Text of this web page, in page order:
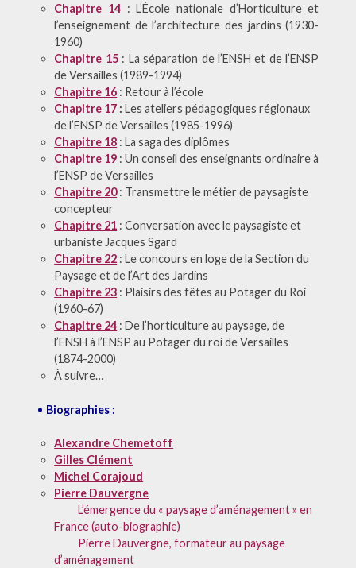
Chapitre 14: L’École nationale d’Horticulture et
l’enseignement de l’architecture des jardins (1930-
1960)
Chapitre 15: La séparation de l’ENSH et de l’ENSP
de Versailles (1989-1994)
Chapitre 16 : Retour à l’école
Chapitre 17 :Les ateliers pédagogiques régionaux
de l’ENSP de Versailles (1985-1996)
Chapitre 18 : La saga des diplômes
Chapitre 19 : Un conseil des enseignants ordinaire à
l’ENSP de Versailles
Chapitre 20: Transmettre le métier de paysagiste
concepteur
Chapitre 21 : Conversation avec le paysagiste et
urbaniste Jacques Sgard
Chapitre 22 : Le concours en loge de la Section du
Paysage et de l’Art des Jardins
Chapitre 23 : Plaisirs des fêtes au Potager du Roi
(1960-67)
Chapitre 24 : De l’horticulture au paysage, de
l’ENSH à l’ENSP au Potager du roi de Versailles
(1874-2000)
À suivre…
• Biographies:
Alexandre Chemetoff
Gilles Clément
Michel Corajoud
Pierre Dauvergne
L’émergence du « paysage d’aménagement » en
France (auto-biographie)
Pierre Dauvergne, formateur au paysage
d’aménagement